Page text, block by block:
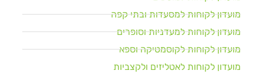
מועדון לקוחות למסעדות ובתי קפה
מועדון לקוחות למעדניות וסופרים
מועדון לקוחות לקוסמטיקה וספא
מועדון לקוחות לאטליזים ולקצביות